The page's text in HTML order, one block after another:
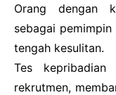
Orang dengan
sebagai
tengah kesulitan.
Tes
rekrutmen,